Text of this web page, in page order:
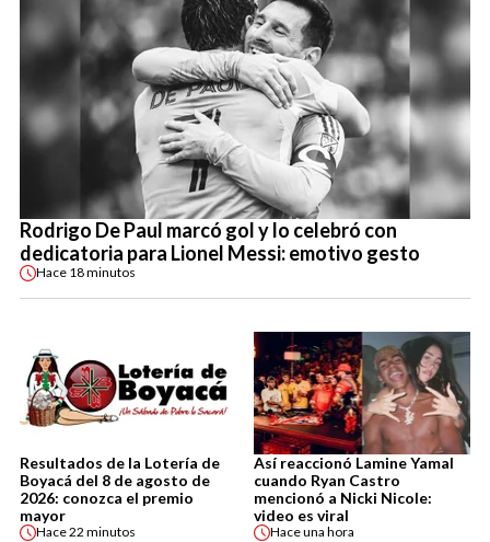
Rodrigo De Paul marcó gol y lo celebró con
dedicatoria para Lionel Messi: emotivo gesto
Hace 18 minutos
Resultados de la Lotería de
Boyacá del 8 de agosto de
2026: conozca el premio
mayor
Hace22 minutos
Así reaccionó Lamine Yamal
cuando Ryan Castro
mencionó a Nicki Nicole:
video es viral
Haceuna hora